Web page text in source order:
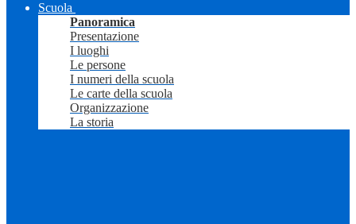
Scuola
Panoramica
Presentazione
I luoghi
Le persone
I numeri della scuola
Le carte della scuola
Organizzazione
La storia